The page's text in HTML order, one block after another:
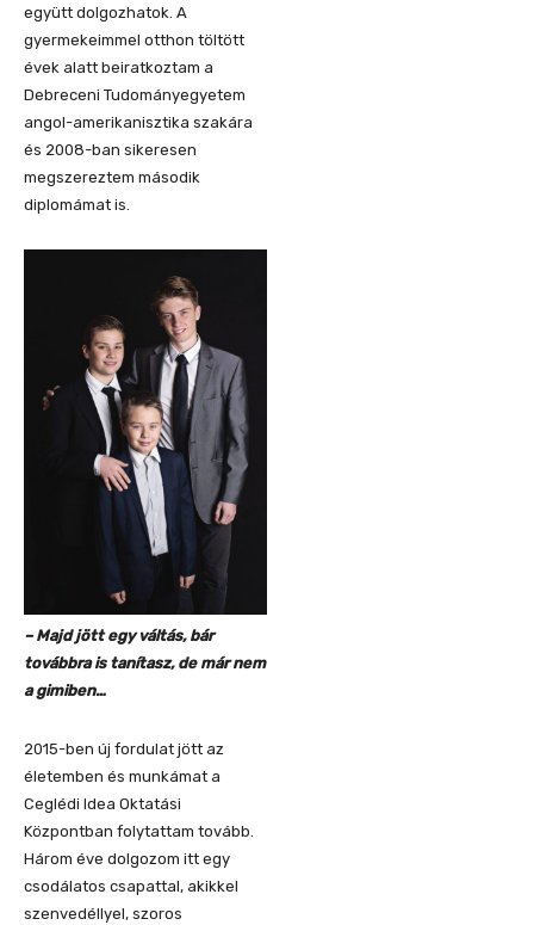
együtt dolgozhatok. A
gyermekeimmel otthon töltött
évek alatt beiratkoztam a
Debreceni Tudományegyetem
angol-amerikanisztika szakára
és 2008-ban sikeresen
megszereztem második
diplomámat is.
– Majd jött egy váltás, bár
továbbra is tanítasz, de már nem
a gimiben…
2015-ben új fordulat jött az
életemben és munkámat a
Ceglédi Idea Oktatási
Központban folytattam tovább.
Három éve dolgozom itt egy
csodálatos csapattal, akikkel
szenvedéllyel, szoros